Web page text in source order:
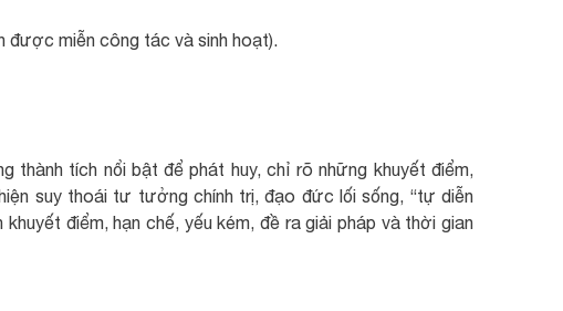
miễn công tác và sinh hoạt).
thành tích nổi bật để phát huy, chỉ rõ những khuyết điểm,
suy thoái tư tưởng chính trị, đạo đức lối sống, “tự diễn
khuyết điểm, hạn chế, yếu kém, đề ra giải pháp và thời gian